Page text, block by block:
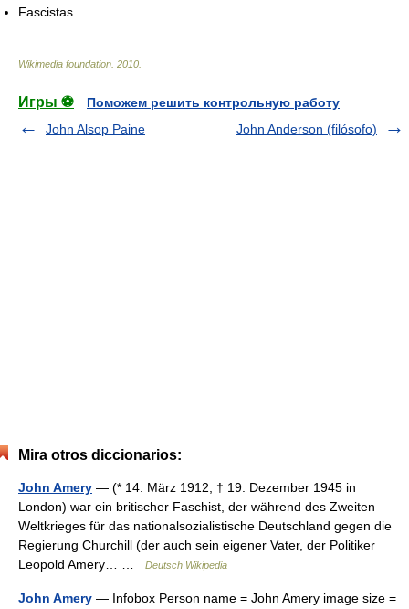
Fascistas
Wikimedia foundation 2010
Игры ⚽
Поможем решить контрольную работу
John Alsop Paine
John Anderson (filósofo)
Mira otros diccionarios:
John Amery — (* 14. März 1912; † 19. Dezember 1945 in
London) war ein britischer Faschist, der während des Zweiten
Weltkrieges für das nationalsozialistische Deutschland gegen die
Regierung Churchill (der auch sein eigener Vater, der Politiker
Leopold Amery… …
Deutsch Wikipedia
John Amery — Infobox Person name = John Amery image size =